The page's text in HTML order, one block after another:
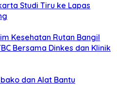
Studi Tiru ke Lapas
Kesehatan Rutan Bangil
Bersama Dinkes dan Klinik
dan Alat Bantu